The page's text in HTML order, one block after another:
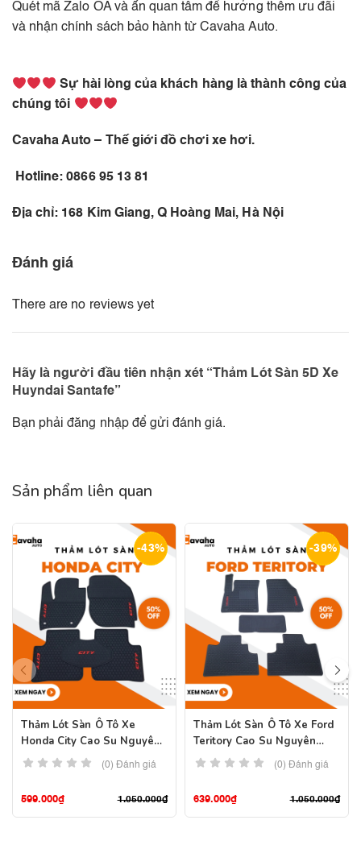
Quét mã Zalo OA và ấn quan tâm để hưởng thêm ưu đãi
và nhận chính sách bảo hành từ Cavaha Auto.
Sự hài lòng của khách hàng là thành công của
chúng tôi
Cavaha Auto – Thế giới đồ chơi xe hơi.
Hotline: 0866 95 13 81
Địa chỉ: 168 Kim Giang, Q Hoàng Mai, Hà Nội
Đánh giá
There are no reviews yet
Hãy là người đầu tiên nhận xét “Thảm Lót Sàn 5D Xe
Huyndai Santafe”
Bạn phảiđăng nhậpđể gửi đánh giá.
Sản phẩm liên quan
-43%
Thảm Lót Sàn Ô Tô Xe
Honda City Cao Su Nguyên
Khối
(0) Đánh giá
1.050.000₫
599.000₫
-39%
Thảm Lót Sàn Ô Tô Xe Ford
Teritory Cao Su Nguyên
Khối
(0) Đánh giá
1.050.000₫
639.000₫